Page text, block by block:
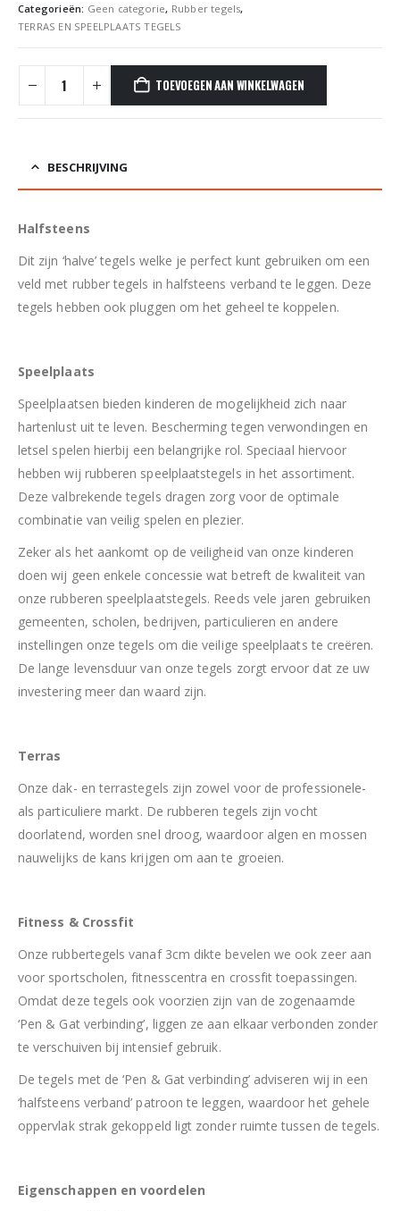
Categorieën: Geen categorie, Rubber tegels,
TERRAS EN SPEELPLAATS TEGELS
TOEVOEGEN AAN WINKELWAGEN
BESCHRIJVING
Halfsteens
Dit zijn ‘halve’ tegels welke je perfect kunt gebruiken om een
veld met rubber tegels in halfsteens verband te leggen. Deze
tegels hebben ook pluggen om het geheel te koppelen.
Speelplaats
Speelplaatsen bieden kinderen de mogelijkheid zich naar
hartenlust uit te leven. Bescherming tegen verwondingen en
letsel spelen hierbij een belangrijke rol. Speciaal hiervoor
hebben wij rubberen speelplaatstegels in het assortiment.
Deze valbrekende tegels dragen zorg voor de optimale
combinatie van veilig spelen en plezier.
Zeker als het aankomt op de veiligheid van onze kinderen
doen wij geen enkele concessie wat betreft de kwaliteit van
onze rubberen speelplaatstegels. Reeds vele jaren gebruiken
gemeenten, scholen, bedrijven, particulieren en andere
instellingen onze tegels om die veilige speelplaats te creëren.
De lange levensduur van onze tegels zorgt ervoor dat ze uw
investering meer dan waard zijn.
Terras
Onze dak- en terrastegels zijn zowel voor de professionele-
als particuliere markt. De rubberen tegels zijn vocht
doorlatend, worden snel droog, waardoor algen en mossen
nauwelijks de kans krijgen om aan te groeien.
Fitness & Crossfit
Onze rubbertegels vanaf 3cm dikte bevelen we ook zeer aan
voor sportscholen, fitnesscentra en crossfit toepassingen.
Omdat deze tegels ook voorzien zijn van de zogenaamde
‘Pen & Gat verbinding’, liggen ze aan elkaar verbonden zonder
te verschuiven bij intensief gebruik.
De tegels met de ‘Pen & Gat verbinding’ adviseren wij in een
‘halfsteens verband’ patroon te leggen, waardoor het gehele
oppervlak strak gekoppeld ligt zonder ruimte tussen de tegels.
Eigenschappen en voordelen